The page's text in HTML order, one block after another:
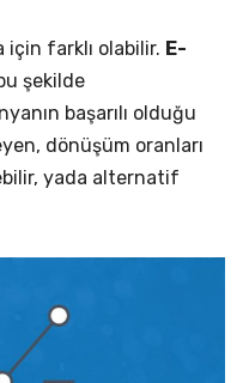
için farklı olabilir. E-
şekilde
başarılı olduğu
dönüşüm oranları
yada alternatif